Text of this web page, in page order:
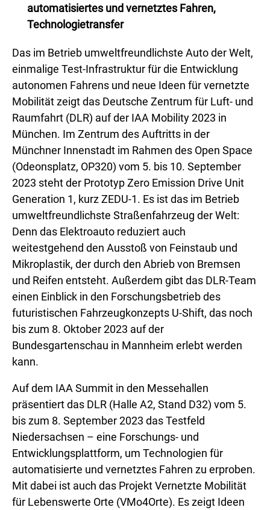
automatisiertes und vernetztes Fahren,
Technologietransfer
Das im Betrieb umweltfreundlichste Auto der Welt,
einmalige Test-Infrastruktur für die Entwicklung
autonomen Fahrens und neue Ideen für vernetzte
Mobilität zeigt das Deutsche Zentrum für Luft- und
Raumfahrt (DLR) auf der IAA Mobility 2023 in
München. Im Zentrum des Auftritts in der
Münchner Innenstadt im Rahmen des Open Space
(Odeonsplatz, OP320) vom 5. bis 10. September
2023 steht der Prototyp Zero Emission Drive Unit
Generation 1, kurz ZEDU-1. Es ist das im Betrieb
umweltfreundlichste Straßenfahrzeug der Welt:
Denn das Elektroauto reduziert auch
weitestgehend den Ausstoß von Feinstaub und
Mikroplastik, der durch den Abrieb von Bremsen
und Reifen entsteht. Außerdem gibt das DLR-Team
einen Einblick in den Forschungsbetrieb des
futuristischen Fahrzeugkonzepts U-Shift, das noch
bis zum 8. Oktober 2023 auf der
Bundesgartenschau in Mannheim erlebt werden
kann.
Auf dem IAA Summit in den Messehallen
präsentiert das DLR (Halle A2, Stand D32) vom 5.
bis zum 8. September 2023 das Testfeld
Niedersachsen – eine Forschungs- und
Entwicklungsplattform, um Technologien für
automatisierte und vernetztes Fahren zu erproben.
Mit dabei ist auch das Projekt Vernetzte Mobilität
für Lebenswerte Orte (VMo4Orte). Es zeigt Ideen